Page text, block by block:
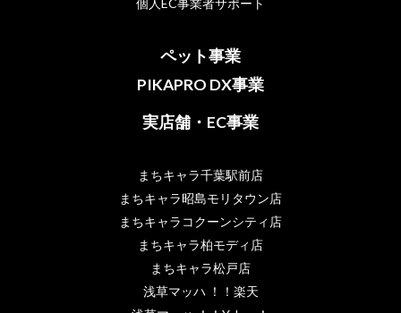
個人EC事業者サポート
ペット事業
PIKAPRO DX事業
実店舗・EC事業
まちキャラ千葉駅前店
まちキャラ昭島モリタウン店
まちキャラコクーンシティ店
まちキャラ柏モディ店
まちキャラ松戸店
浅草マッハ ！！楽天